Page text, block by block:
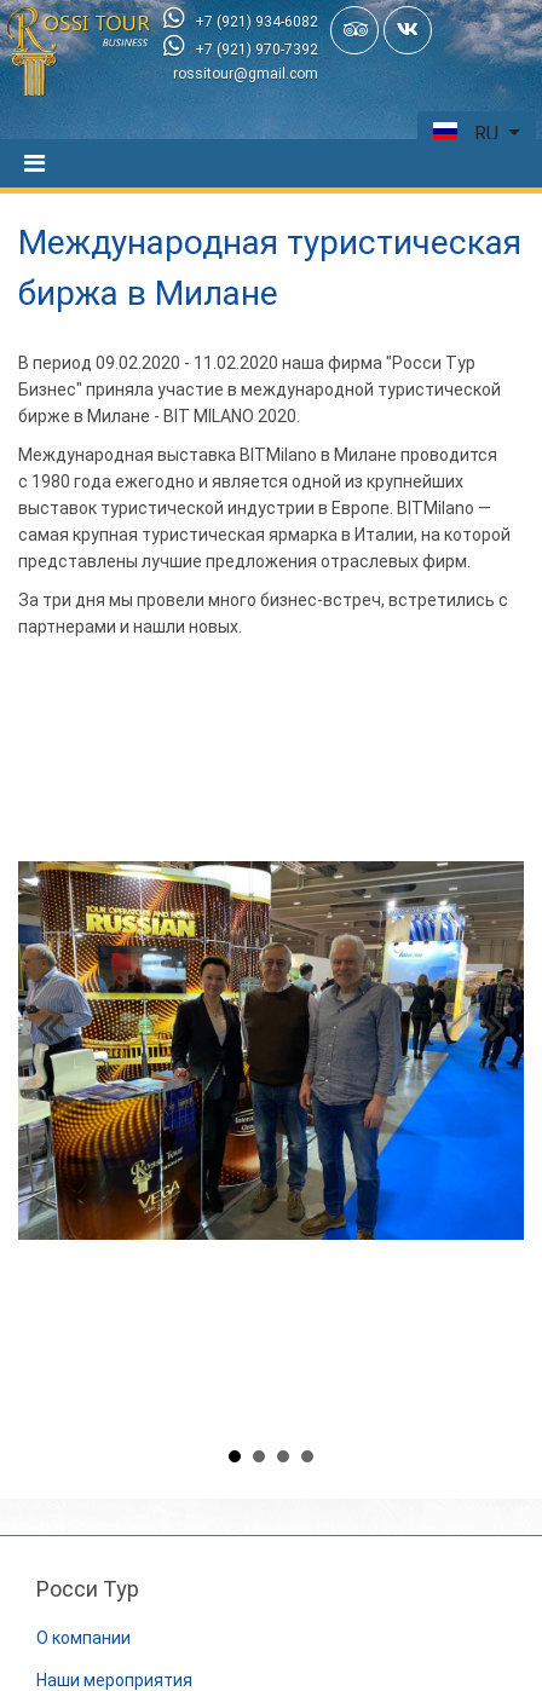
+7 (921) 934-6082
+7 (921) 970-7392
rossitour@gmail.com
RU
Международная туристическая
биржа в Милане
В период 09.02.2020 - 11.02.2020 наша фирма "Росси Тур
Бизнес" приняла участие в международной туристической
бирже в Милане - BIT MILANO 2020.
Международная выставка BITMilano в Милане проводится
с 1980 года ежегодно и является одной из крупнейших
выставок туристической индустрии в Европе. BITMilano —
самая крупная туристическая ярмарка в Италии, на которой
представлены лучшие предложения отраслевых фирм.
За три дня мы провели много бизнес-встреч, встретились с
партнерами и нашли новых.
Росси Тур
О компании
Наши мероприятия